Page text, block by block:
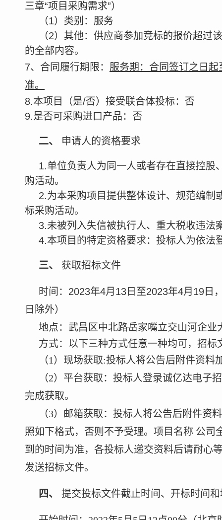
三章“项目采购需求”）
（1） 类别： 服务
（2）其他： 供应商参加竞标的报价超过
的全部内容。
7、合同履行期限： 服务期 ：合同签订之日
准。
8.本项目（是/否）接受联合体投标：否
9.是否可采购进口产品：否
二、 申请人的资格要求
1.单位负责人为同一人或者存在直接控股
购活动。
2.为本采购项目提供整体设计、规范编制
标采购活动。
3.未被列入失信被执行人、重大税收违法
4.本项目的特定资格要求：投标人为依法
三、 获取招标文件
时间： 2023年4月13日至2023年4月19日
日除外）
地点：武昌区中北路岳家嘴立交山河企业
方式：以下三种方式任意一种均可，招
（1）现场获取:投标人将公告后附件资料
（2）平台获取：投标人登录诚亿达电子
完成获取。
（3）邮箱获取：投标人将公告后附件资
照如下格式，否则不予受理。项目名称 公司
到的时间为准，各投标人递交资料后请耐心
发送招标文件。
四、 提交投标文件截止时间、开标时间